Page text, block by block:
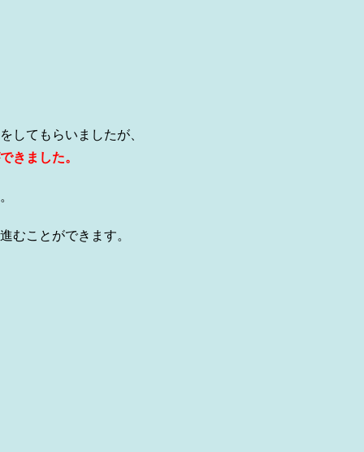
してもらいましたが、
きました。
むことができます。